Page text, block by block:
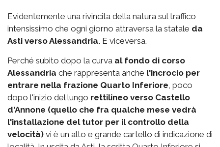
Evidentemente una rivincita della natura sul traffico
intensissimo che ogni giorno attraversa la statale da
Asti verso Alessandria. E viceversa.
Perché subito dopo la curva al fondo di corso
Alessandria che rappresenta anche l'incrocio per
entrare nella frazione Quarto Inferiore , poco
dopo l'inizio del lungo rettilineo verso Castello
d'Annone (quello che fra qualche mese vedrà
l'installazione del tutor per il controllo della
velocità) vi è un alto e grande cartello di indicazione di